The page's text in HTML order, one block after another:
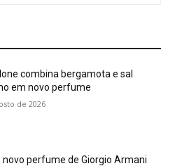
combina bergamota e sal
em novo perfume
de 2026
novo perfume de Giorgio Armani